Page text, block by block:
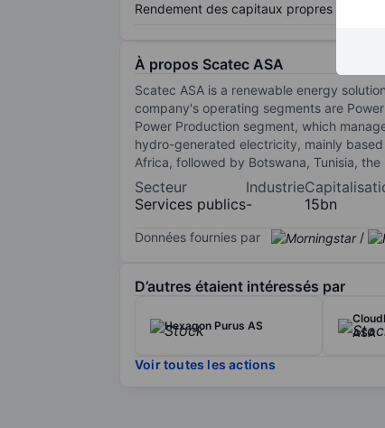
Rendement des capitaux propres
À propos Scatec ASA
Scatec ASA is a renewable energy
company's operating segments are
Power Production segment, which
hydro-generated electricity, mainly
Africa, followed by Botswana, Tunisia,
Secteur
Services publics
Industrie
-
15bn
Données fournies par /
D’autres étaient intéressés par
Hexagon Purus AS
ASA
Voir toutes les actions